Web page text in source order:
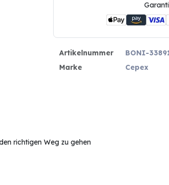
Artikelnummer
BONI-
Marke
Cepex
richtigen Weg zu gehen